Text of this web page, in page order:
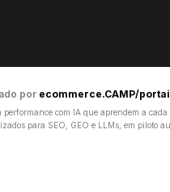
por ecommerce.CAMP/
performance com IA que aprendem a cada
para SEO, GEO e LLMs, em piloto